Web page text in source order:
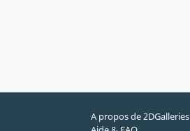
A propos de 2DGalleries